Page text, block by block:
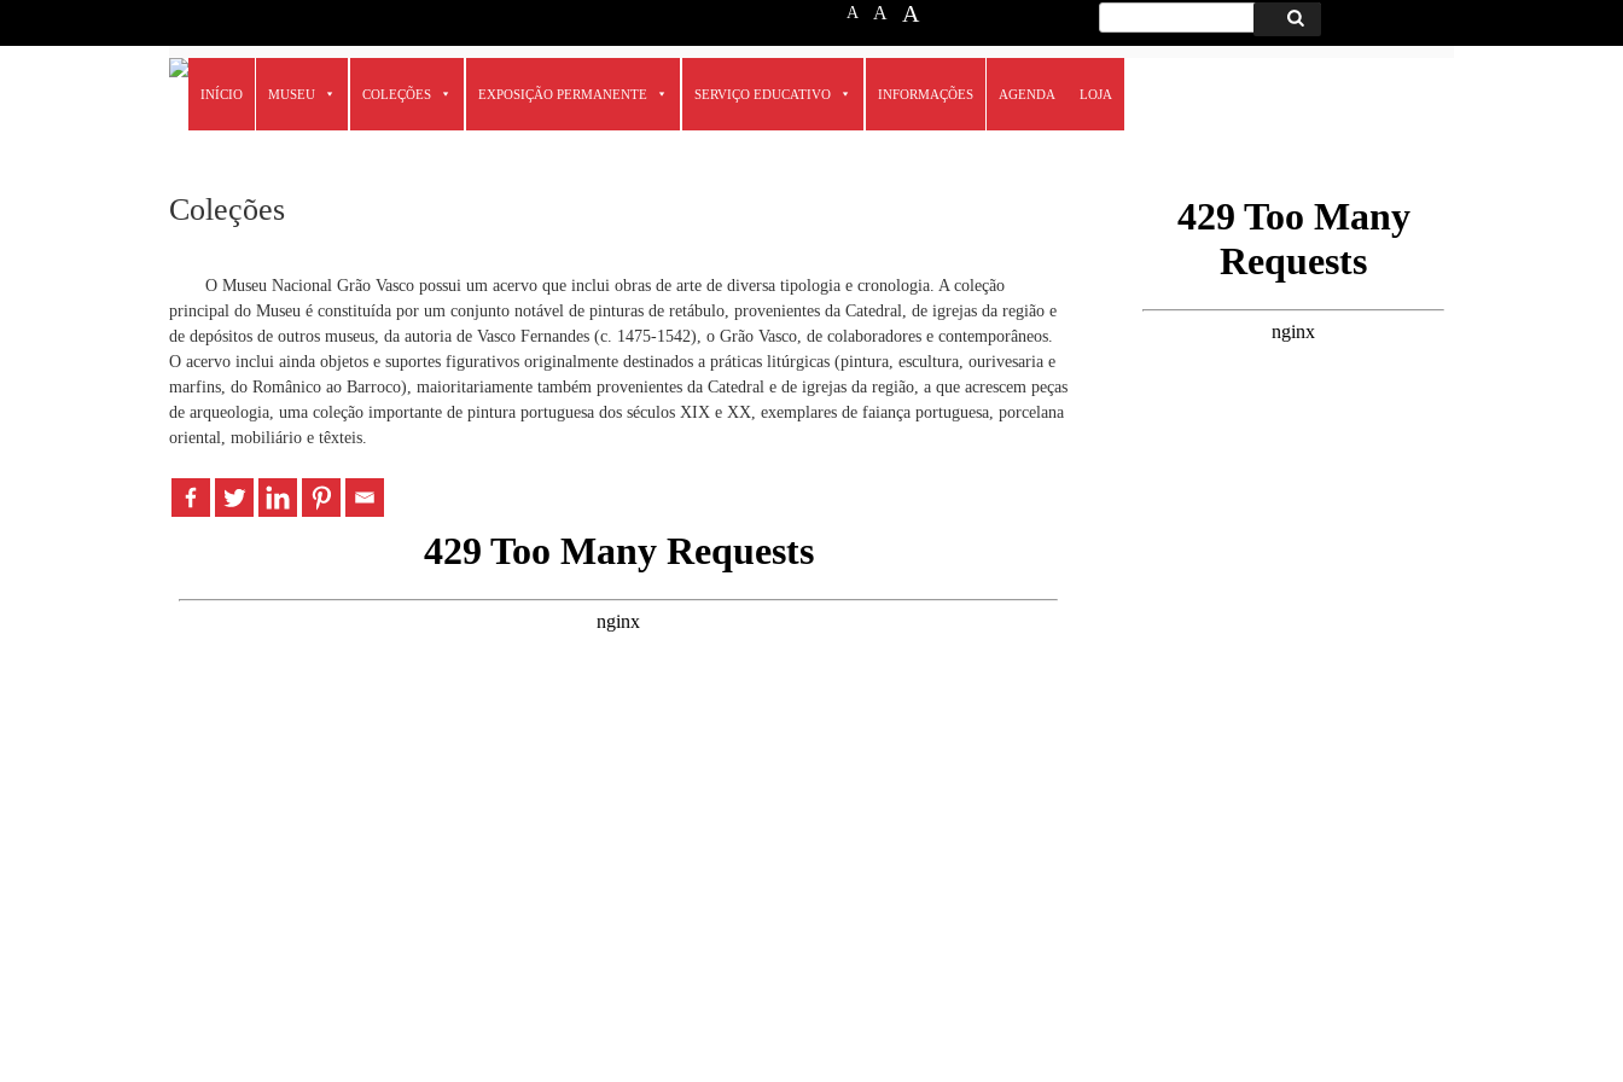
A A A
Procurar
6666
content
INÍCIO MUSEU COLEÇÕES EXPOSIÇÃO PERMANENTE SERVIÇO EDUCATIVO INFORMAÇÕES AGENDA LOJA
Coleções
O Museu Nacional Grão Vasco possui um acervo que inclui obras de arte de diversa tipologia e cronologia. A coleção
principal do Museu é constituída por um conjunto notável de pinturas de retábulo, provenientes da Catedral, de igrejas da região e
de depósitos de outros museus, da autoria de Vasco Fernandes (c. 1475-1542), o Grão Vasco, de colaboradores e contemporâneos.
O acervo inclui ainda objetos e suportes figurativos originalmente destinados a práticas litúrgicas (pintura, escultura, ourivesaria e
marfins, do Românico ao Barroco), maioritariamente também provenientes da Catedral e de igrejas da região, a que acrescem peças
de arqueologia, uma coleção importante de pintura portuguesa dos séculos XIX e XX, exemplares de faiança portuguesa, porcelana
oriental, mobiliário e têxteis.